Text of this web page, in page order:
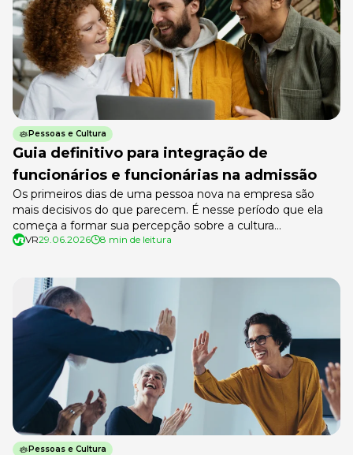
Pessoas e Cultura
Guia definitivo para integração de
funcionários e funcionárias na admissão
Os primeiros dias de uma pessoa nova na empresa são
mais decisivos do que parecem. É nesse período que ela
começa a formar sua percepção sobre a cultura
organizacional, a liderança e as pessoas com quem vai
VR29.06.2026 8 min de leitura
Pessoas e Cultura